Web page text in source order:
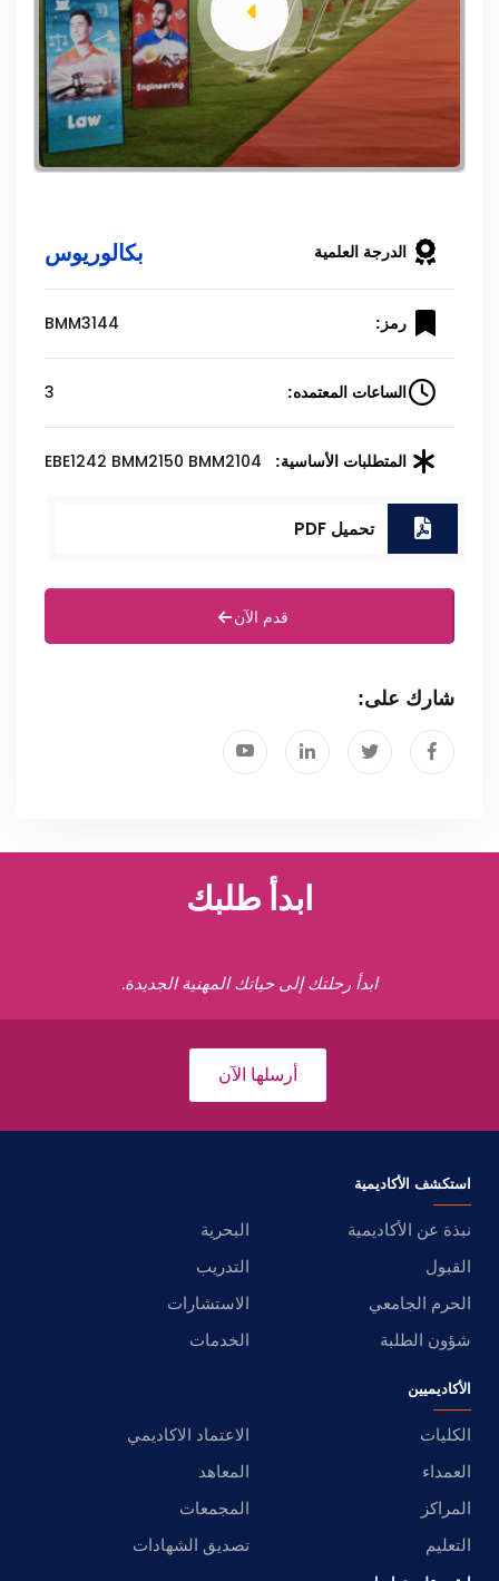
الدرجة العلمية بكالوريوس
رمز: BMM3144
الساعات المعتمده: 3
المتطلبات الأساسية: EBE1242 BMM2150 BMM2104
تحميل PDF
قدم الآن
شارك على:
ابدأ طلبك
ابدأ رحلتك إلى حياتك المهنية الجديدة.
أرسلها الآن
استكشف الأكاديمية
نبذة عن الأكاديمية
البحرية
القبول
التدريب
الحرم الجامعي
الاستشارات
شؤون الطلبة
الخدمات
الأكاديميين
الكليات
الاعتماد الاكاديمي
العمداء
المعاهد
المراكز
المجمعات
التعليم
تصديق الشهادات